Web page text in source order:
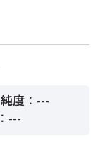
純度：---
：---